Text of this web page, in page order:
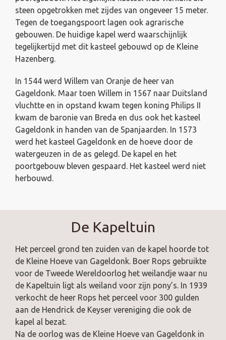
steen opgetrokken met zijdes van ongeveer 15 meter.
Tegen de toegangspoort lagen ook agrarische
gebouwen. De huidige kapel werd waarschijnlijk
tegelijkertijd met dit kasteel gebouwd op de Kleine
Hazenberg.
In 1544 werd Willem van Oranje de heer van
Gageldonk. Maar toen Willem in 1567 naar Duitsland
vluchtte en in opstand kwam tegen koning Philips II
kwam de baronie van Breda en dus ook het kasteel
Gageldonk in handen van de Spanjaarden. In 1573
werd het kasteel Gageldonk en de hoeve door de
watergeuzen in de as gelegd. De kapel en het
poortgebouw bleven gespaard. Het kasteel werd niet
herbouwd.
De Kapeltuin
Het perceel grond ten zuiden van de kapel hoorde tot
de Kleine Hoeve van Gageldonk. Boer Rops gebruikte
voor de Tweede Wereldoorlog het weilandje waar nu
de Kapeltuin ligt als weiland voor zijn pony’s. In 1939
verkocht de heer Rops het perceel voor 300 gulden
aan de Hendrick de Keyser vereniging die ook de
kapel al bezat.
Na de oorlog was de Kleine Hoeve van Gageldonk in